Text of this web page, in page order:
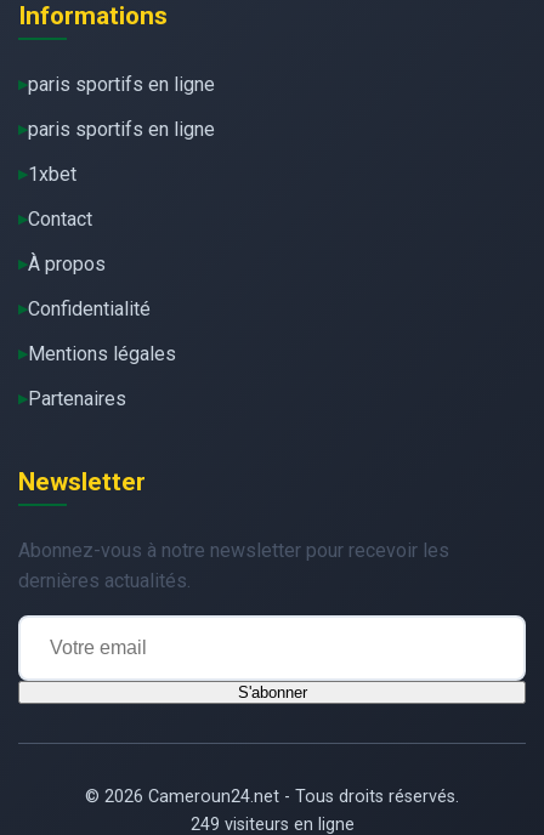
Informations
paris sportifs en ligne
paris sportifs en ligne
1xbet
Contact
À propos
Confidentialité
Mentions légales
Partenaires
Newsletter
Abonnez-vous à notre newsletter pour recevoir les
dernières actualités.
S'abonner
© 2026 Cameroun24.net - Tous droits réservés.
249 visiteurs en ligne